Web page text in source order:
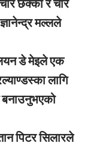
छक्का र चार
मल्लले
डे मेइले एक
लागि
बनाउनुभएको
पिटर सिलारले